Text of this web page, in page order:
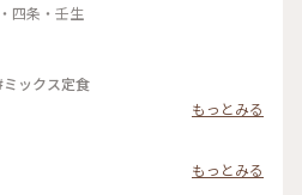
四条・壬生
ックス定食
もっとみる
もっとみる